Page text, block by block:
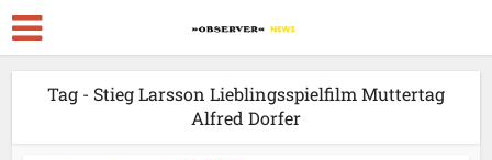
Tag - Stieg Larsson Lieblingsspielfilm Muttertag
Alfred Dorfer